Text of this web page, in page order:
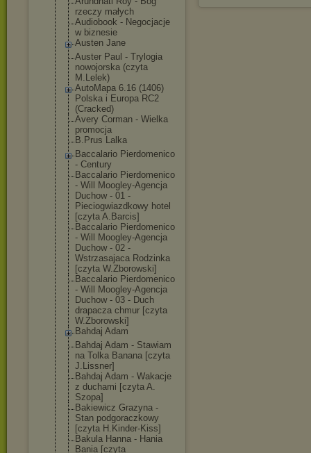
rzeczy małych
Audiobook - Negocjacje
w biznesie
Austen Jane
Auster Paul - Trylogia
nowojorska (czyta
M.Lelek)
AutoMapa 6.16 (1406)
Polska i Europa RC2
(Cracked)
Avery Corman - Wielka
promocja
B.Prus Lalka
Baccalario Pierdomenico
- Century
Baccalario Pierdomenico
- Will Moogley-Agencja
Duchow - 01 -
Pieciogwiazdkowy hotel
[czyta A.Barcis]
Baccalario Pierdomenico
- Will Moogley-Agencja
Duchow - 02 -
Wstrzasajaca Rodzinka
[czyta W.Zborowski]
Baccalario Pierdomenico
- Will Moogley-Agencja
Duchow - 03 - Duch
drapacza chmur [czyta
W.Zborowski]
Bahdaj Adam
Bahdaj Adam - Stawiam
na Tolka Banana [czyta
J.Lissner]
Bahdaj Adam - Wakacje
z duchami [czyta A.
Szopa]
Bakiewicz Grazyna -
Stan podgoraczkowy
[czyta H.Kinder-Kiss]
Bakula Hanna - Hania
Bania [czyta